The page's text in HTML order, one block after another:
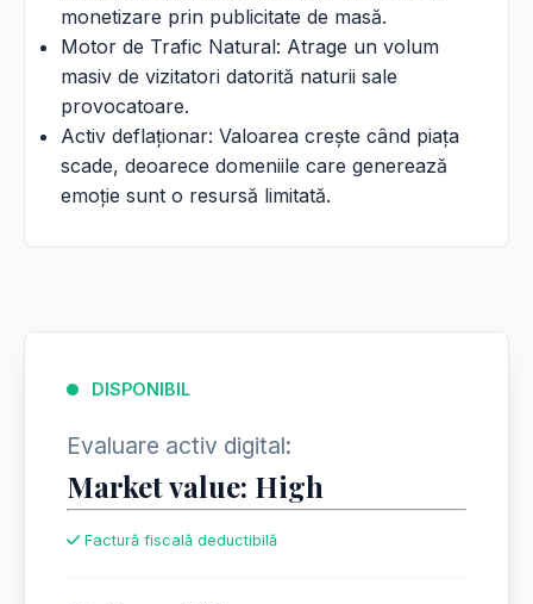
monetizare prin publicitate de masă.
Motor de Trafic Natural: Atrage un volum
masiv de vizitatori datorită naturii sale
provocatoare.
Activ deflaționar: Valoarea crește când piața
scade, deoarece domeniile care generează
emoție sunt o resursă limitată.
DISPONIBIL
Evaluare activ digital:
Market value: High
Factură fiscală deductibilă